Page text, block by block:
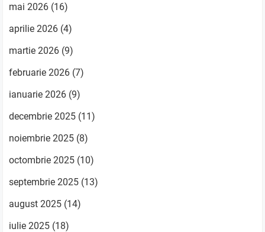
mai 2026 (16)
aprilie 2026 (4)
martie 2026 (9)
februarie 2026 (7)
ianuarie 2026 (9)
decembrie 2025 (11)
noiembrie 2025 (8)
octombrie 2025 (10)
septembrie 2025 (13)
august 2025 (14)
iulie 2025 (18)